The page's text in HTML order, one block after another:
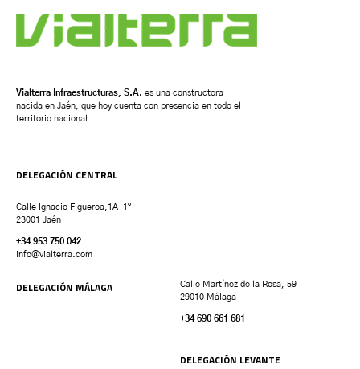
Vialterra Infraestructuras, S.A. es una constructora
nacida en Jaén, que hoy cuenta con presencia en todo el
territorio nacional.
DELEGACIÓN CENTRAL
Calle Ignacio Figueroa,1A-1º
23001 Jaén
+34 953 750 042
info@vialterra.com
DELEGACIÓN MÁLAGA
Calle Martínez de la Rosa, 59
29010 Málaga
+34 690 661 681
DELEGACIÓN LEVANTE